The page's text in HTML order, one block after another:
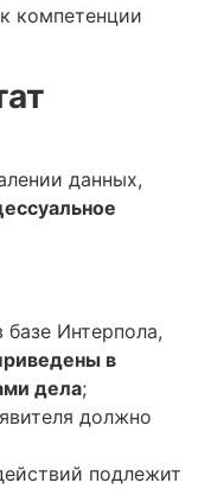
компетенции
данных,
Интерпола,
в
дела;
должно
подлежит